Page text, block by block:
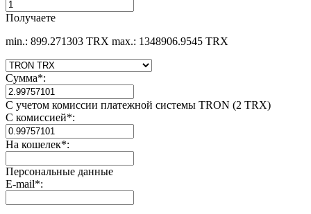
Получаете
min.: 899.271303 TRX max.: 1348906.9545 TRX
Сумма*:
С учетом комиссии платежной системы TRON (2 TRX)
С комиссией*:
На кошелек*:
Персональные данные
E-mail*: